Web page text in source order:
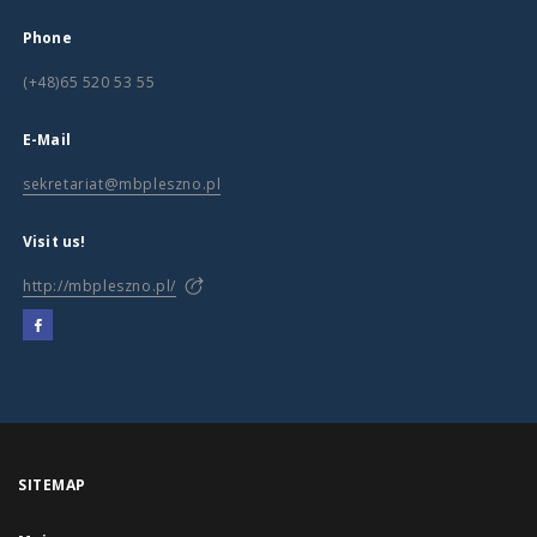
Phone
(+48)65 520 53 55
E-Mail
sekretariat@mbpleszno.pl
Visit us!
http://mbpleszno.pl/
SITEMAP